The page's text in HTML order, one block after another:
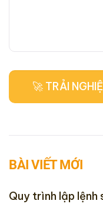
BÀI VIẾT MỚI
Quy trình lập